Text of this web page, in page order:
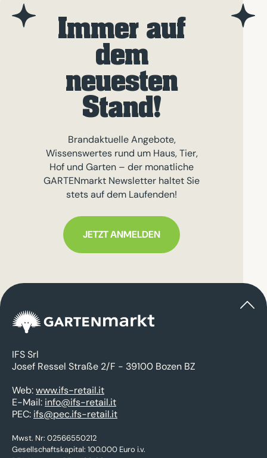
Immer auf
dem
neuesten
Stand!
Brandaktuelle Angebote,
Wissenswertes rund um Haus, Tier,
Hof und Garten – der monatliche
GARTENmarkt Newsletter haltet Sie
stets auf dem Laufenden!
JETZT ANMELDEN
IFS Srl
Josef Ressel Straße 2/F - 39100 Bozen BZ
Web:www.ifs-retail.it
E-Mail: info@ifs-retail.it
PEC: ifs@pec.ifs-retail.it
Mwst. Nr: 02566550212
Gesellschaftskapital: 100.000 Euro i.v.